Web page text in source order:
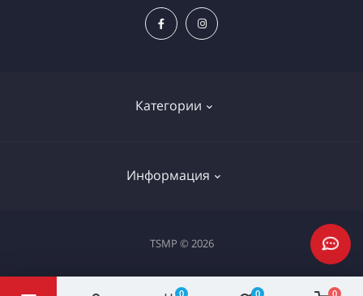
0 0 0
Категории
Электроинструменты
Информация
Доставка и оплата
TSMP © 2026